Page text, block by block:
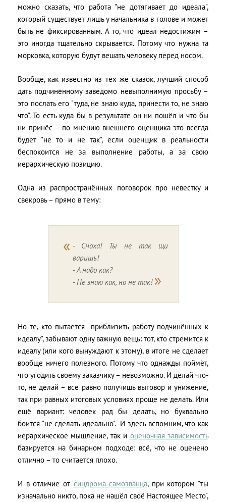
можно сказать, что работа "не дотягивает до идеала",
который существует лишь у начальника в голове и может
быть не фиксированным. А то, что идеал недостижим –
это иногда тщательно скрывается. Потому что нужна та
морковка, которую будут вешать человеку перед носом.
Вообще, как известно из тех же сказок, лучший способ
дать подчинённому заведомо невыполнимую просьбу –
это послать его "туда, не знаю куда, принести то, не знаю
что". То есть куда бы в результате он ни пошёл и что бы
ни принёс – по мнению внешнего оценщика это всегда
будет "не то и не так", если оценщик в реальности
беспокоится не за выполнение работы, а за свою
иерархическую позицию.
Одна из распространённых поговорок про невестку и
свекровь – прямо в тему:
- Сноха! Ты не так щи
варишь!
- А надо как?
- Не знаю как, но не так!
Но те, кто пытается приблизить работу подчинённых к
идеалу", забывают одну важную вещь: тот, кто стремится к
идеалу (или кого вынуждают к этому), в итоге не сделает
вообще ничего полезного. Потому что однажды поймёт,
что угодить своему заказчику – невозможно. И делай что-
то, не делай – всё равно получишь выговор и унижение,
так при равных итоговых условиях проще не делать. Или
ещё вариант: человек рад бы делать, но буквально
боится "не сделать идеально". И здесь вспомним, что как
иерархическое мышление, так и оценочная зависимость
базируется на бинарном подходе: всё, что не оценено
отлично – то считается плохо.
И в отличие от синдрома самозванца, при котором "ты
изначально никто, пока не нашёл своё Настоящее Место",